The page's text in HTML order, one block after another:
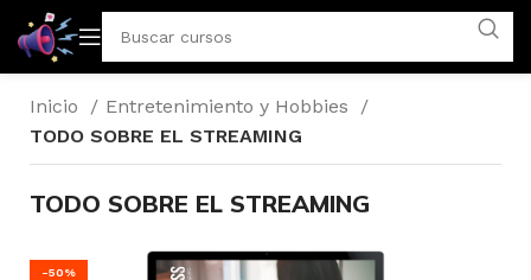
Inicio
Entretenimiento y Hobbies
TODO SOBRE EL STREAMING
TODO SOBRE EL STREAMING
-50%